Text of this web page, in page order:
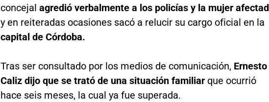
concejal agredió verbalmente a los policías y la mujer
y en reiteradas ocasiones sacó a relucir su cargo oficial en la
capital de Córdoba.
Tras ser consultado por los medios de comunicación, Ernesto
Caliz dijo que se trató de una situación familiarque ocurrió
hace seis meses, la cual ya fue superada.